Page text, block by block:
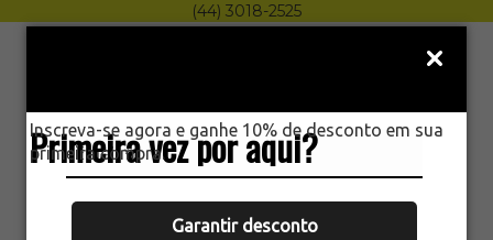
Primeira vez por aqui?
Inscreva-se agora e ganhe 10% de desconto em sua
primeira compra.
Garantir desconto
(44) 3018-2525
Menu
HOME
CHUMBINHO COPPERHEAD 4,5MM
2500UN CROSSMAN